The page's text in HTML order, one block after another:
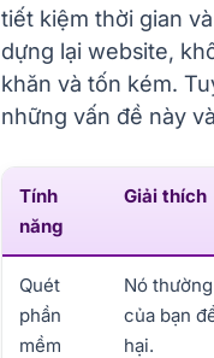
tiết kiệm thời gian
dựng lại website,
khăn và tốn kém.
những vấn đề này và
Tính
năng
Giải thích
Quét
phần
mềm
Nó
của bạn
hại.